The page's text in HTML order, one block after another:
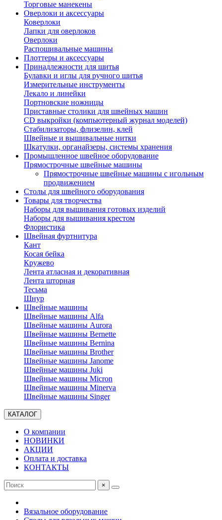
Торговые манекены
Оверлоки и аксессуары
Коверлоки
Лапки для оверлоков
Оверлоки
Распошивальные машины
Плоттеры и аксессуары
Принадлежности для шитья
Булавки и иглы для ручного шитья
Измерительные инструменты
Лекало и линейки
Портновские ножницы
Приставные столики для швейных машин
СD выкройки (компьютерный журнал моделей)
Стабилизаторы, флизелин, клей
Швейные и вышивальные нитки
Шкатулки, органайзеры, системы хранения
Промышленное швейное оборудование
Прямострочные швейные машины
Прямострочные швейные машины с игольным
продвижением
Столы для швейного оборудования
Товары для творчества
Наборы для вышивания готовых изделий
Наборы для вышивания крестом
Флористика
Швейная фуртнитура
Кант
Косая бейка
Кружево
Лента aтласная и декоративная
Лента шторная
Тесьма
Шнур
Швейные машины
Швейные машины Alfa
Швейные машины Aurora
Швейные машины Bernette
Швейные машины Bernina
Швейные машины Brother
Швейные машины Janome
Швейные машины Juki
Швейные машины Micron
Швейные машины Minerva
Швейные машины Singer
КАТАЛОГ
О компании
НОВИНКИ
АКЦИИ
Оплата и доставка
КОНТАКТЫ
×
Вязальное оборудование